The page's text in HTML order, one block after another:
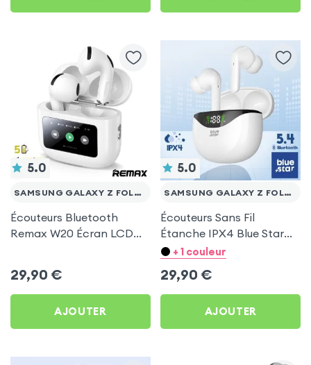
5.0
SAMSUNG GALAXY Z FOLD 5
Écouteurs Bluetooth
Remax W20 Écran LCD
29,90 €
AJOUTER
5.0
SAMSUNG GALAXY Z FOLD 5
Écouteurs Sans Fil
Étanche IPX4 Blue Star
Blanc pour Samsung
+ 1 couleur
29,90 €
AJOUTER